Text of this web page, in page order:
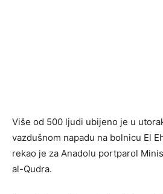
Više od 500 ljudi ubijeno je u
vazdušnom napadu na bolnicu El
rekao je za Anadolu portparol
al-Qudra.